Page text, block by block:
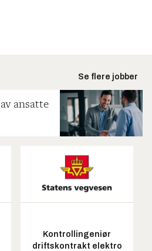
Se flere jobber
ansatte
Kontrollingeniør
driftskontrakt elektro